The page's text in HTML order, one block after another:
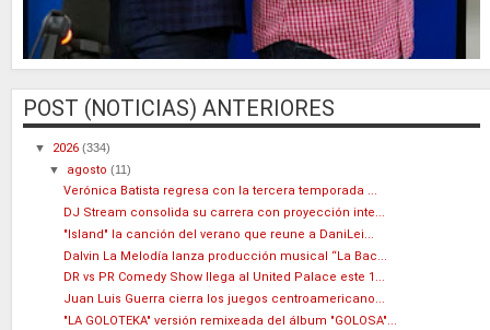
POST (NOTICIAS) ANTERIORES
▼ 2026 (334)
▼ agosto(11)
Verónica Batista regresa con la tercera temporada ...
DJ Stream consolida su carrera con proyección inte...
"Island" la canción del verano que reune a DaniLei...
Dalvin La Melodía lanza producción musical “La Bac...
DR vs PR Comedy Show llega al United Palace este 1...
Juan Luis Guerra cierra los juegos centroamericano...
"LA GOLOTEKA" versión remixeada del álbum "GOLOSA"...